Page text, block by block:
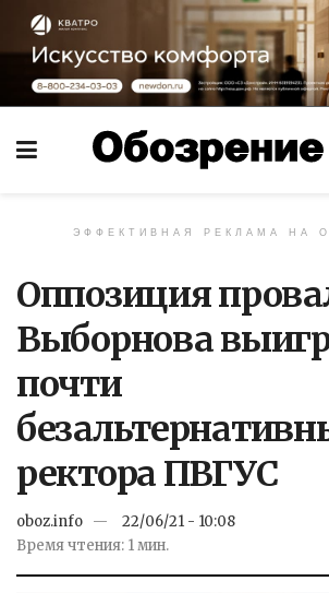
ЭФФЕКТИВНАЯ РЕКЛАМА НА
Оппозиция
Выборнова
почти
ректора ПВГУС
oboz.info
22/06/21 - 10:08
Время чтения: 1 мин.